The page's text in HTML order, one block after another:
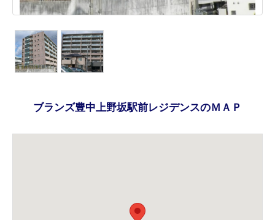
ブランズ豊中上野坂駅前レジデンスのＭＡＰ